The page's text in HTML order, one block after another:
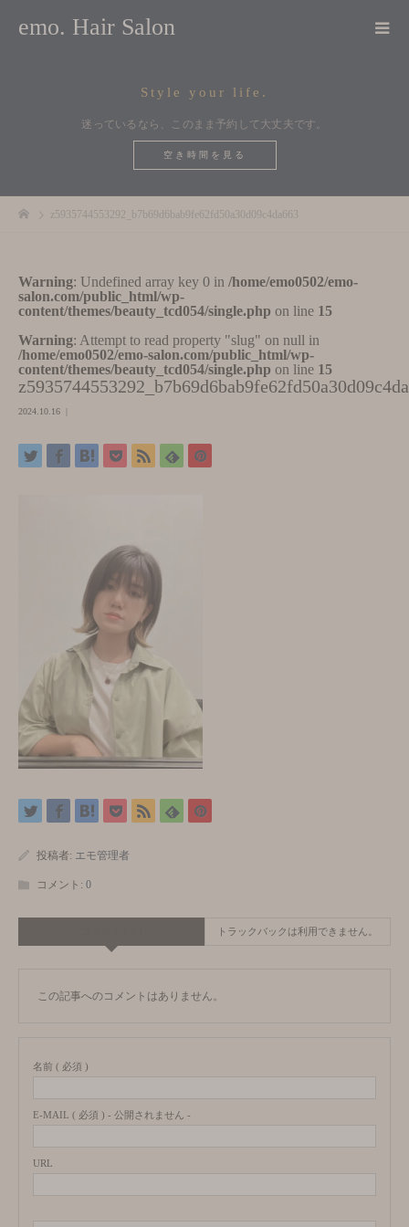
emo. Hair Salon
Style your life.
迷っているなら、このまま予約して大丈夫です。
空き時間を見る
z5935744553292_b7b69d6bab9fe62fd50a30d09c4da663
Warning: Undefined array key 0 in /home/emo0502/emo-
salon.com/public_html/wp-
content/themes/beauty_tcd054/single.php on line 15
Warning: Attempt to read property "slug" on null in
/home/emo0502/emo-salon.com/public_html/wp-
content/themes/beauty_tcd054/single.php on line 15
2024.10.16
投稿者: エモ管理者
コメント: 0
トラックバックは利用できません。
この記事へのコメントはありません。
名前 ( 必須 )
E-MAIL ( 必須 ) - 公開されません -
URL